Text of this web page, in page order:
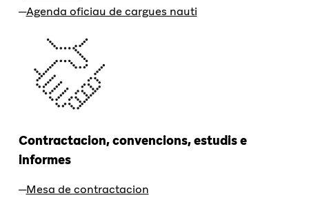
Agenda oficiau de cargues nauti
Contractacion, convencions, estudis e
informes
Mesa de contractacion